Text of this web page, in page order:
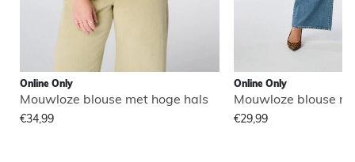
Online Only
Mouwloze blouse met hoge hals
€34,99
Online Only
Mouwloze blouse
€29,99